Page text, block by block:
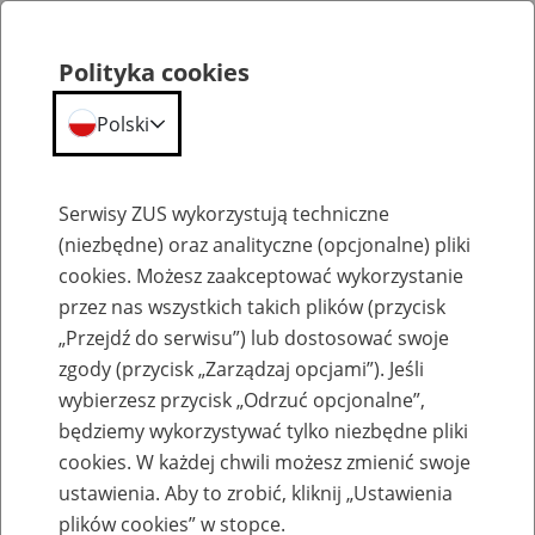
Szkolenia
Zaproś ZUS do siebie: Aktywni 50+
Polityka cookies
Polski
Serwisy ZUS wykorzystują techniczne
(niezbędne) oraz analityczne (opcjonalne) pliki
cookies. Możesz zaakceptować wykorzystanie
przez nas wszystkich takich plików (przycisk
„Przejdź do serwisu”) lub dostosować swoje
zgody (przycisk „Zarządzaj opcjami”). Jeśli
wybierzesz przycisk „Odrzuć opcjonalne”,
będziemy wykorzystywać tylko niezbędne pliki
cookies. W każdej chwili możesz zmienić swoje
ustawienia. Aby to zrobić, kliknij „Ustawienia
plików cookies” w stopce.